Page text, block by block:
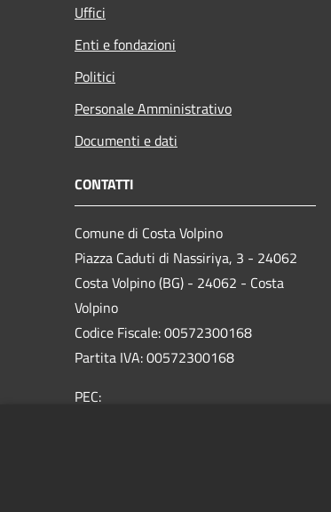
Uffici
Enti e fondazioni
Politici
Personale Amministrativo
Documenti e dati
CONTATTI
Comune di Costa Volpino
Piazza Caduti di Nassiriya, 3 - 24062
Costa Volpino (BG) - 24062 - Costa
Volpino
Codice Fiscale: 00572300168
Partita IVA: 00572300168
PEC: